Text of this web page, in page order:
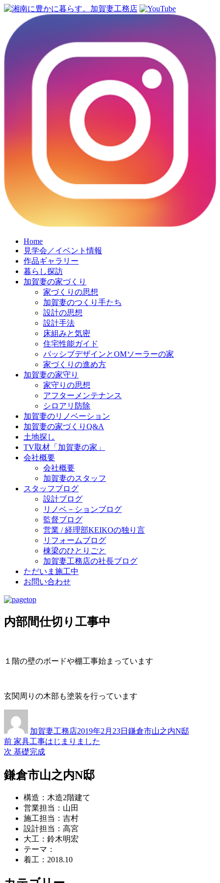
Home
見学会／イベント情報
作品ギャラリー
暮らし探訪
加賀妻の家づくり
家づくりの思想
加賀妻のつくり手たち
設計の思想
設計手法
床組みと気密
住宅性能ガイド
パッシブデザインとOMソーラーの家
家づくりの進め方
加賀妻の家守り
家守りの思想
アフターメンテナンス
シロアリ防除
加賀妻のリノベーション
加賀妻の家づくりQ&A
土地探し
TV取材「加賀妻の家」
会社概要
会社概要
加賀妻のスタッフ
スタッフブログ
設計ブログ
リノベ－ションブログ
監督ブログ
営業 / 経理部KEIKOの独り言
リフォームブログ
棟梁のひとりごと
加賀妻工務店の社長ブログ
ただいま施工中
お問い合わせ
内部間仕切り工事中
１階の壁のボードや棚工事始まっています
玄関周りの木部も塗装を行っています
者加賀妻工務店日:
2019年2月23日ゴ
鎌倉市山之内N邸
投
稿
ナ
前 過
去
投
稿:
家具工事はじまりました
次 次
投
稿:
基礎完成
鎌倉市山之内N邸
構造：木造2階建て
営業担当：山田
施工担当：吉村
設計担当：高宮
大工：鈴木明宏
テーマ：
着工：2018.10